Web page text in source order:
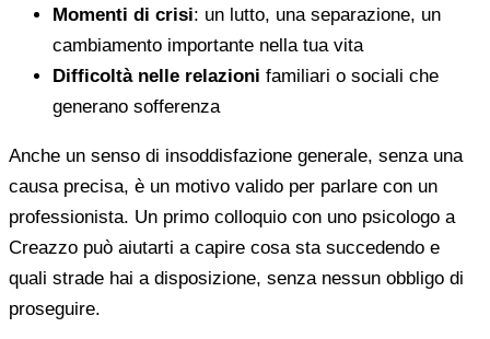
Momenti di crisi: un lutto, una separazione, un
cambiamento importante nella tua vita
Difficoltà nelle relazioni familiari o sociali che
generano sofferenza
Anche un senso di insoddisfazione generale, senza una
causa precisa, è un motivo valido per parlare con un
professionista. Un primo colloquio con uno psicologo a
Creazzo può aiutarti a capire cosa sta succedendo e
quali strade hai a disposizione, senza nessun obbligo di
proseguire.